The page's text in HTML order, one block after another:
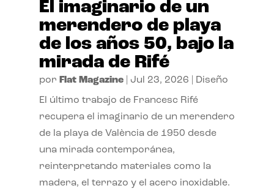
El imaginario de un
merendero de playa
de los años 50, bajo la
mirada de Rifé
por Flat Magazine| Jul 23, 2026 Diseño
El último trabajo de Francesc Rifé
recupera el imaginario de un merendero
de la playa de València de 1950 desde
una mirada contemporánea,
reinterpretando materiales como la
madera, el terrazo y el acero inoxidable.